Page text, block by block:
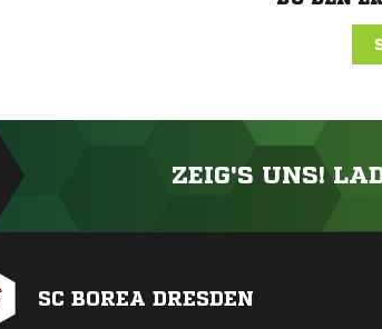
ZEIG'S UNS!
SC BOREA DRESDEN